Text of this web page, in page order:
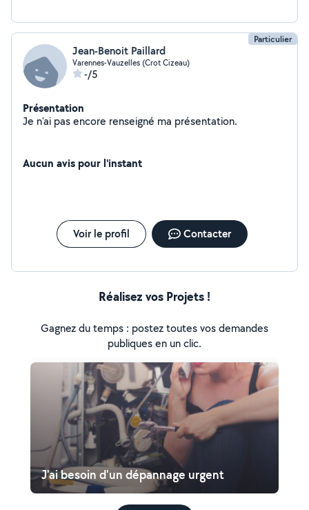
Particulier
Jean-Benoit Paillard
Varennes-Vauzelles (Crot Cizeau)
-/5
Présentation
Je n'ai pas encore renseigné ma présentation.
Aucun avis pour l'instant
Voir le profil Contacter
Réalisez vos Projets !
Gagnez du temps : postez toutes vos demandes
publiques en un clic.
J'ai besoin d'un dépannage urgent